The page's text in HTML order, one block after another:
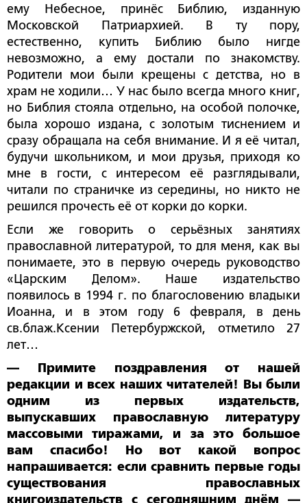
ему Небесное, принёс Библию, изданную
Московской Патриархией. В ту пору,
естественно, купить Библию было нигде
невозможно, а ему достали по знакомству.
Родители мои были крещены с детства, но в
храм не ходили… У нас было всегда много книг,
но Библия стояла отдельно, на особой полочке,
была хорошо издана, с золотым тиснением и
сразу обращала на себя внимание. И я её читал,
будучи школьником, и мои друзья, приходя ко
мне в гости, с интересом её разглядывали,
читали по страничке из середины, но никто не
решился прочесть её от корки до корки.
Если же говорить о серьёзных занятиях
православной литературой, то для меня, как вы
понимаете, это в первую очередь руководство
«Царским Делом». Наше издательство
появилось в 1994 г. по благословению владыки
Иоанна, и в этом году 6 февраля, в день
св.блаж.Ксении Петербуржской, отметило 27
лет…
— Примите поздравления от нашей
редакции и всех наших читателей! Вы были
одним из первых издательств,
выпускавших православную литературу
массовыми тиражами, и за это большое
вам спасибо! Но вот какой вопрос
напрашивается: если сравнить первые годы
существования православных
книгоиздательств с сегодняшним днём —